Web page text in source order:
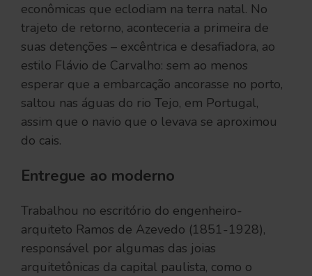
econômicas que eclodiam na terra natal. No
trajeto de retorno, aconteceria a primeira de
suas detenções – excêntrica e desafiadora, ao
estilo Flávio de Carvalho: sem ao menos
esperar que a embarcação ancorasse no porto,
saltou nas águas do rio Tejo, em Portugal,
assim que o navio que o levava se aproximou
do cais.
Entregue ao moderno
Trabalhou no escritório do engenheiro-
arquiteto Ramos de Azevedo (1851-1928),
responsável por algumas das joias
arquitetônicas da capital paulista, como o